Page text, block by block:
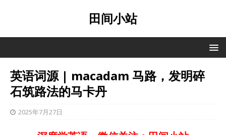
田间小站
英语词源 | macadam 马路，发明碎
石筑路法的马卡丹
2025年7月27日